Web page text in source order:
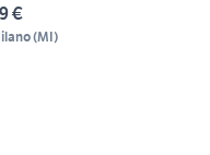
€
(MI)